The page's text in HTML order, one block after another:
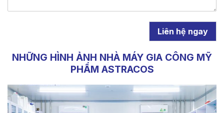
Liên hệ ngay
NHỮNG HÌNH ẢNH NHÀ MÁY GIA CÔNG MỸ
PHẨM ASTRACOS